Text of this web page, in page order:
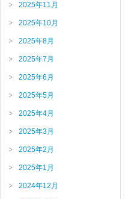
2025年11月
2025年10月
2025年8月
2025年7月
2025年6月
2025年5月
2025年4月
2025年3月
2025年2月
2025年1月
2024年12月